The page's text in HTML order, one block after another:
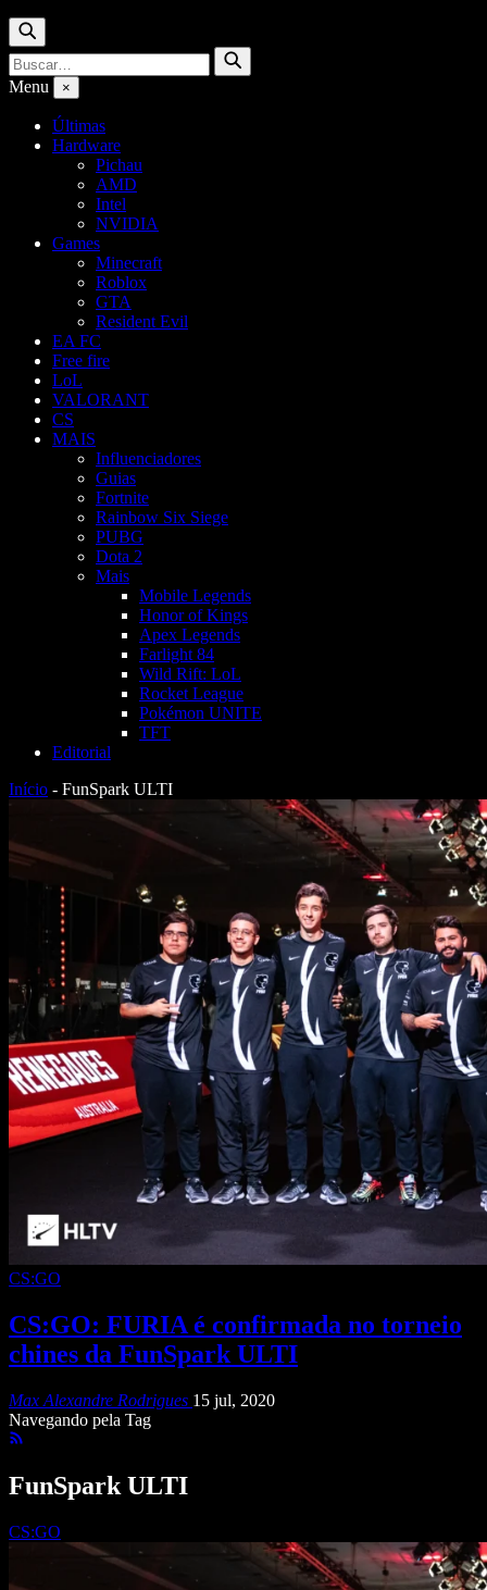
Buscar
Buscar
por:
Buscar
Menu ×
Últimas
Hardware
Pichau
AMD
Intel
NVIDIA
Games
Minecraft
Roblox
GTA
Resident Evil
EA FC
Free fire
LoL
VALORANT
CS
MAIS
Influenciadores
Guias
Fortnite
Rainbow Six Siege
PUBG
Dota 2
Mais
Mobile Legends
Honor of Kings
Apex Legends
Farlight 84
Wild Rift: LoL
Rocket League
Pokémon UNITE
TFT
Editorial
Início - FunSpark ULTI
CS:GO
CS:GO: FURIA é confirmada no torneio
chines da FunSpark ULTI
Max Alexandre Rodrigues 15 jul, 2020
Navegando pela Tag
FunSpark ULTI
CS:GO